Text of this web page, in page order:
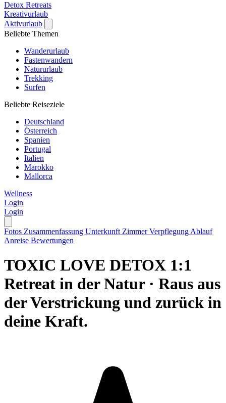
Detox Retreats
Kreativurlaub
Aktivurlaub
Beliebte Themen
Wanderurlaub
Fastenwandern
Natururlaub
Trekking
Surfen
Beliebte Reiseziele
Deutschland
Österreich
Spanien
Portugal
Italien
Marokko
Mallorca
Wellness
Login
Login
Fotos Zusammenfassung Unterkunft ZimmerVerpflegung Ablauf
Anreise Bewertungen
TOXIC LOVE DETOX 1:1
Retreat in der Natur · Raus aus
der Verstrickung und zurück in
deine Kraft.